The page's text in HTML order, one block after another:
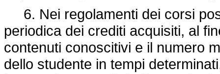
6. Nei regolamenti dei corsi
periodica dei crediti acquisiti, al
contenuti conoscitivi e il numero
dello studente in tempi